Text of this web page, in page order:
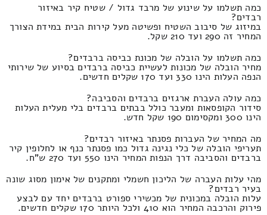
כמה תשלמו על שינוע של מרבד גדול / שטיח קיר באיזור
רבדים?
במיזוג של סיבוב השטיח ופשיטה מעל קירות הבית במידת הצורך
המחיר זה 290 ועד 210 שקל.
כמה תשלמו על הובלה של מכונת כביסה ברבדים?
מחיר הובלה של מכונות לעשיית כביסה ברבדים בסיוע של שירותי
הנפה העלות הינו 330 ועד 170 שקלים חדשים.
כמה עולה העברת ארגזים ברבדים והסביבה?
סידור הקופסאות ומעבר כולל בבתים ברבדים בלי מעלית העלות
הינו 300 ומקסימום 190 שקל חדש.
מה המחיר של העברות פסנתר באיזור רבדים?
תעריפי הובלה של כלי נגינה גדול כמו פסנתר כנף או לחלופין קיר
ברבדים והסביבה דרך הנפות המחיר הינו 550 ועד 270 ש"ח.
מהי עלות העברה של הליכון חשמלי ומתקנים של אימון מסוג שונה
בעיר רבדים?
עלות הובלה במכונית של מכשירי ספורט ברבדים יחד עם לבצע
פירוק והרכבה המחיר הוא 410 ולכל היותר 170 שקלים חדשים.